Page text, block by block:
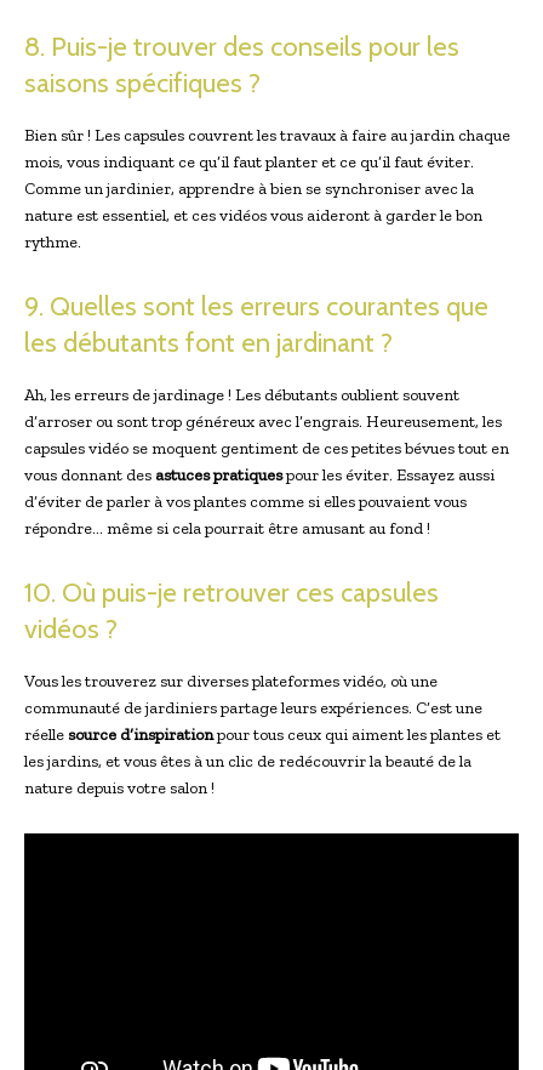
8. Puis-je trouver des conseils pour les
saisons spécifiques ?
Bien sûr ! Les capsules couvrent les travaux à faire au jardin chaque
mois, vous indiquant ce qu’il faut planter et ce qu’il faut éviter.
Comme un jardinier, apprendre à bien se synchroniser avec la
nature est essentiel, et ces vidéos vous aideront à garder le bon
rythme.
9. Quelles sont les erreurs courantes que
les débutants font en jardinant ?
Ah, les erreurs de jardinage ! Les débutants oublient souvent
d’arroser ou sont trop généreux avec l’engrais. Heureusement, les
capsules vidéo se moquent gentiment de ces petites bévues tout en
vous donnant des astuces pratiquespour les éviter. Essayez aussi
d’éviter de parler à vos plantes comme si elles pouvaient vous
répondre… même si cela pourrait être amusant au fond !
10. Où puis-je retrouver ces capsules
vidéos ?
Vous les trouverez sur diverses plateformes vidéo, où une
communauté de jardiniers partage leurs expériences. C’est une
réellesource d’inspirationpour tous ceux qui aiment les plantes et
les jardins, et vous êtes à un clic de redécouvrir la beauté de la
nature depuis votre salon !